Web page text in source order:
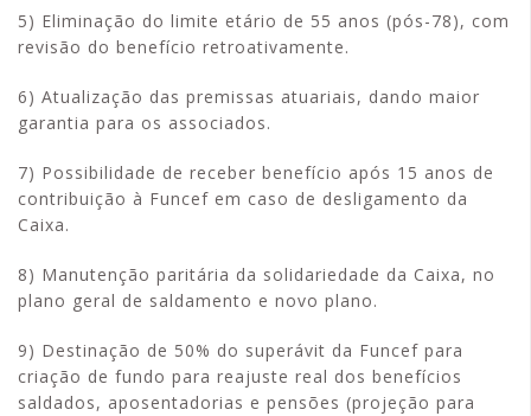
5) Eliminação do limite etário de 55 anos (pós-78), com
revisão do benefício retroativamente.
6) Atualização das premissas atuariais, dando maior
garantia para os associados.
7) Possibilidade de receber benefício após 15 anos de
contribuição à Funcef em caso de desligamento da
Caixa.
8) Manutenção paritária da solidariedade da Caixa, no
plano geral de saldamento e novo plano.
9) Destinação de 50% do superávit da Funcef para
criação de fundo para reajuste real dos benefícios
saldados, aposentadorias e pensões (projeção para